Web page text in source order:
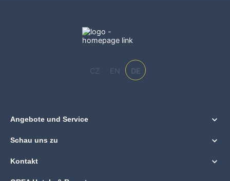
CZ EN DE
Angebote und Service
Schau uns zu
Kontakt